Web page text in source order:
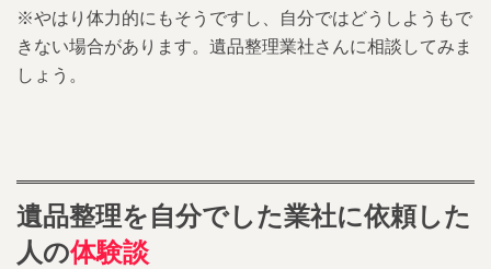
※やはり体力的にもそうですし、自分ではどうしようもで
きない場合があります。遺品整理業社さんに相談してみま
しょう。
遺品整理を自分でした業社に依頼した
人の体験談